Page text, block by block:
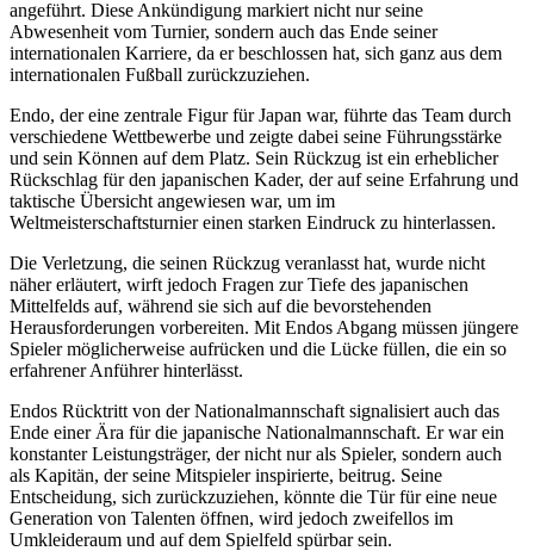
angeführt. Diese Ankündigung markiert nicht nur seine
Abwesenheit vom Turnier, sondern auch das Ende seiner
internationalen Karriere, da er beschlossen hat, sich ganz aus dem
internationalen Fußball zurückzuziehen.
Endo, der eine zentrale Figur für Japan war, führte das Team durch
verschiedene Wettbewerbe und zeigte dabei seine Führungsstärke
und sein Können auf dem Platz. Sein Rückzug ist ein erheblicher
Rückschlag für den japanischen Kader, der auf seine Erfahrung und
taktische Übersicht angewiesen war, um im
Weltmeisterschaftsturnier einen starken Eindruck zu hinterlassen.
Die Verletzung, die seinen Rückzug veranlasst hat, wurde nicht
näher erläutert, wirft jedoch Fragen zur Tiefe des japanischen
Mittelfelds auf, während sie sich auf die bevorstehenden
Herausforderungen vorbereiten. Mit Endos Abgang müssen jüngere
Spieler möglicherweise aufrücken und die Lücke füllen, die ein so
erfahrener Anführer hinterlässt.
Endos Rücktritt von der Nationalmannschaft signalisiert auch das
Ende einer Ära für die japanische Nationalmannschaft. Er war ein
konstanter Leistungsträger, der nicht nur als Spieler, sondern auch
als Kapitän, der seine Mitspieler inspirierte, beitrug. Seine
Entscheidung, sich zurückzuziehen, könnte die Tür für eine neue
Generation von Talenten öffnen, wird jedoch zweifellos im
Umkleideraum und auf dem Spielfeld spürbar sein.